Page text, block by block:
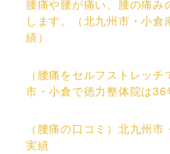
腰痛や腰が痛い、腰の痛み
します。（北九州市・小
績）
（腰痛をセルフストレッ
市・小倉で徳力整体院は36
（腰痛の口コミ）北九州
実績